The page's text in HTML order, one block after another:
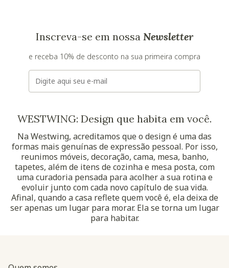
Inscreva-se em nossa Newsletter
e receba 10% de desconto na sua primeira compra
E-mail
WESTWING: Design que habita em você.
Na Westwing, acreditamos que o design é uma das
formas mais genuínas de expressão pessoal. Por isso,
reunimos móveis, decoração, cama, mesa, banho,
tapetes, além de itens de cozinha e mesa posta, com
uma curadoria pensada para acolher a sua rotina e
evoluir junto com cada novo capítulo de sua vida.
Afinal, quando a casa reflete quem você é, ela deixa de
ser apenas um lugar para morar. Ela se torna um lugar
para habitar.